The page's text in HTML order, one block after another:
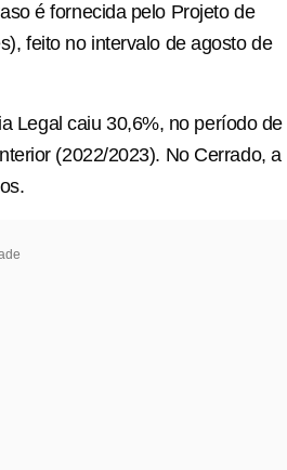
é fornecida pelo Projeto de
feito no intervalo de agosto de
Legal caiu 30,6%, no período de
(2022/2023). No Cerrado, a